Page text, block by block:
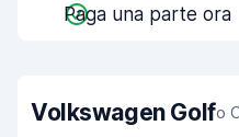
Paga una parte ora
Volkswagen Golfo